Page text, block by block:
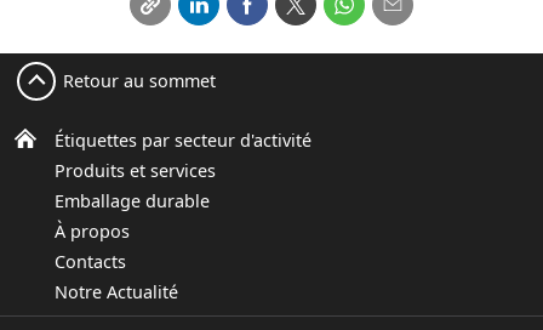
Étiquettes par secteur d'activité
Produits et services
Emballage durable
À propos
Contacts
Notre Actualité
Retour au sommet